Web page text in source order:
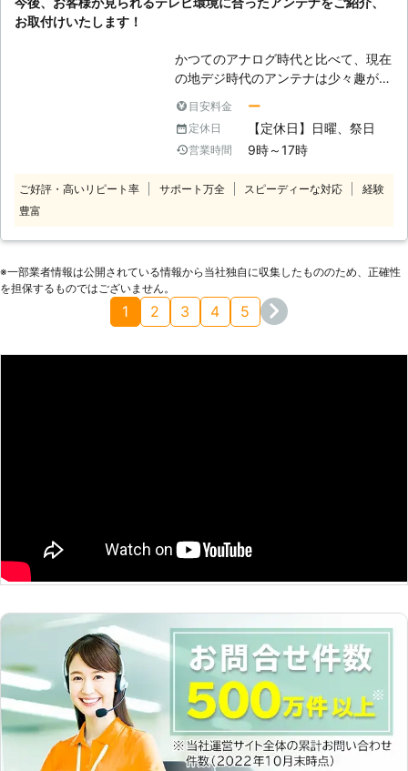
い状態にする日腸があります。 弊社
いただきます。
お取付けいたします！
かつてのアナログ時代と比べて、現在
の地デジ時代のアンテナは少々趣が変
ンテナの向きが合っていなくても電波
を拾ってくれましたが、現在は指向性
が高く、向きや角度をシビアに調整し
れます。またデザイン性も良くなり、
ナは外部に設置されますから必ず劣
価になりました。これからの時代はア
ンテナは定期的なメンテナンスを行っ
目安料金 ー
定休日 【定休日】日曜、祭日
営業時間 9時～17時
ご好評・高いリピート率 サポート万全 スピーディーな対応
経験
豊富
※⼀部業者情報は公開されている情報から当社独⾃に収集したもののため、正確性
を担保するものではございません。
1 2 3 4 5